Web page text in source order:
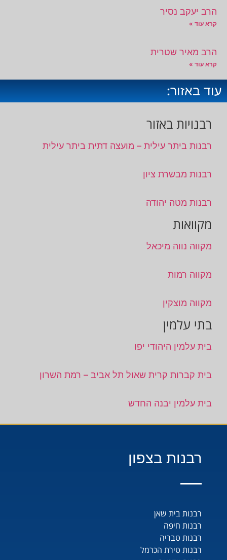
הרב יעקב נסיר
קרא עוד »
הרב מאיר שטרית
קרא עוד »
עוד באזור:
רבנויות באזור
רבנות ביתר עילית – מועצה דתית ביתר עילית
רבנות מבשרת ציון
רבנות מטה יהודה
מקוואות
מקווה נווה מיכאל
מקווה רמות
מקווה מוצקין
בתי עלמין
בית עלמין היהודי יפו
בית קברות קרית שאול תל אביב – רמת השרון
בית עלמין יבנה החדש
רבנות בצפון
רבנות בית שאן
רבנות חיפה
רבנות טבריה
רבנות טירת הכרמל